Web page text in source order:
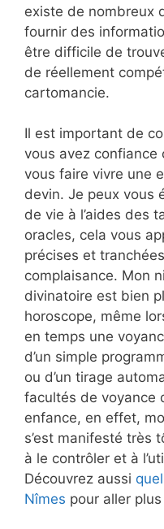
existe de nombreux
fournir des
être difficile de
de réellement
cartomancie.
Il est important de
vous avez confiance
vous faire vivre une
devin. Je peux vous
de vie à l’aides des
oracles, cela vous
précises et
complaisance. Mon
divinatoire est bien
horoscope, même
en temps une
d’un simple
ou d’un tirage
facultés de voyance
enfance, en effet,
s’est manifesté très
à le contrôler et à
Découvrez aussi
Nîmes pour aller